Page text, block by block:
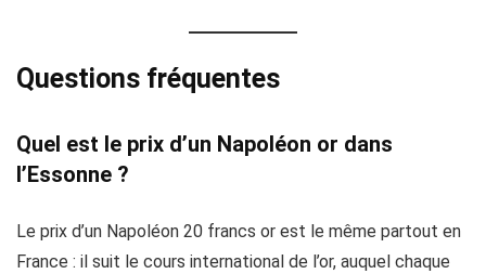
Questions fréquentes
Quel est le prix d’un Napoléon or dans
l’Essonne ?
Le prix d’un Napoléon 20 francs or est le même partout en
France : il suit le cours international de l’or, auquel chaque